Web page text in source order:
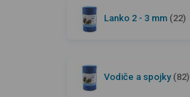
Lanko 2 - 3 mm (22)
Vodiče a spojky (82)